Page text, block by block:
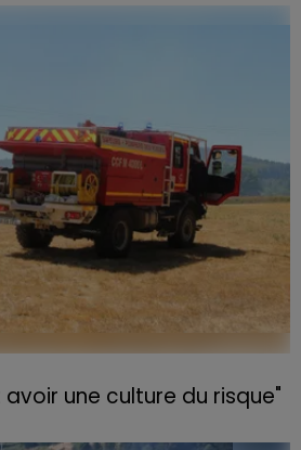
dans deux assiettes en
avoir une culture du risque"